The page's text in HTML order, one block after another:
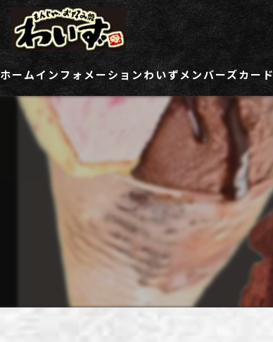
ホームインフォメーションわいずメンバーズカード
ご登録情報変更フォーム